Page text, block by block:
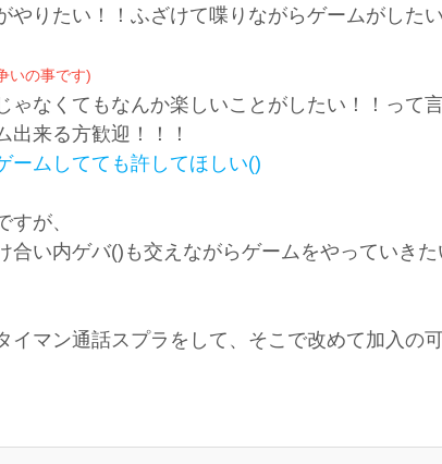
やりたい！！ふざけて喋りながらゲームがした
いの事です)
ゃなくてもなんか楽しいことがしたい！！って
出来る方歓迎！！！
ームしてても許してほしい()
が、
い内ゲバ()も交えながらゲームをやっていきた
イマン通話スプラをして、そこで改めて加入の